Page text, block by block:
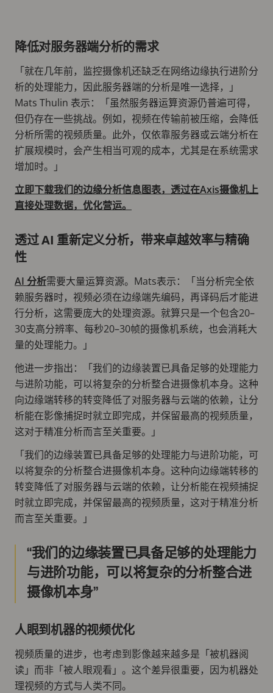
降低对服务器端分析的需求
「就在几年前，监控摄像机还缺乏在网络边缘执行进阶分
析的处理能力，因此服务器端的分析是唯一选择，」
Mats Thulin 表示：「虽然服务器运算资源仍普遍可得，
但仍存在一些挑战。例如，视频在传输前被压缩，会降低
分析所需的视频质量。此外，仅依靠服务器或云端分析在
扩展规模时，会产生相当可观的成本，尤其是在系统需求
增加时。」
立即下载我们的边缘分析信息图表，透过在Axis摄像机上
直接处理数据，优化营运。
透过 AI 重新定义分析，带来卓越效率与精确
性
AI 分析需要大量运算资源。Mats表示：「当分析完全依
赖服务器时，视频必须在边缘端先编码，再译码后才能进
行分析，这需要庞大的处理资源。就算只是一个包含20–
30支高分辨率、每秒20–30帧的摄像机系统，也会消耗大
量的处理能力。」
他进一步指出：「我们的边缘装置已具备足够的处理能力
与进阶功能，可以将复杂的分析整合进摄像机本身。这种
向边缘端转移的转变降低了对服务器与云端的依赖，让分
析能在影像捕捉时就立即完成，并保留最高的视频质量，
这对于精准分析而言至关重要。」
「我们的边缘装置已具备足够的处理能力与进阶功能，可
以将复杂的分析整合进摄像机本身。这种向边缘端转移的
转变降低了对服务器与云端的依赖，让分析能在视频捕捉
时就立即完成，并保留最高的视频质量，这对于精准分析
而言至关重要。」
我们的边缘装置已具备足够的处理能力
与进阶功能，可以将复杂的分析整合进
摄像机本身
人眼到机器的视频优化
视频质量的进步，也考虑到影像越来越多是「被机器阅
读」而非「被人眼观看」。这个差异很重要，因为机器处
理视频的方式与人类不同。